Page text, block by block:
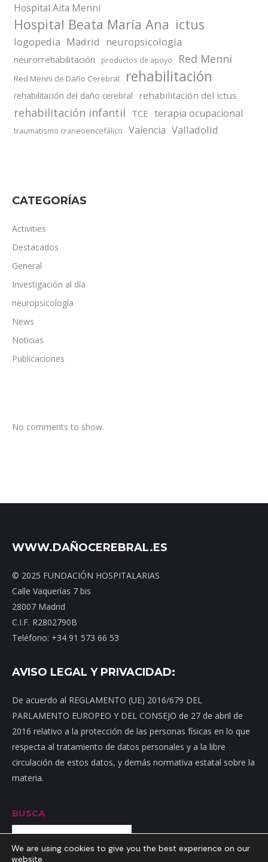
Hospital Aita Menni
Hospital Beata María Ana ictus
logopedia Madrid neuropsicología
neurorrehabilitación productos de apoyo Red Menni
Red Menni de Daño Cerebral rehabilitación
rehabilitación del daño cerebral rehabilitación del ictus
rehabilitación infantil TCE terapia ocupacional
traumatismo craneoencefálico Valencia Valladolid
CATEGORÍAS
Activities
Destacados
General
Investigación al día
neuropsicología
News
Noticias
Publicaciones
No comments to show.
WWW.DAÑOCEREBRAL.ES
© 2025 FUNDACIÓN HOSPITALARIAS
Calle Vaquerías 7 bis
28007 Madrid
C.I.F. R2802790B
Teléfono: +34 91 573 66 53
AVISO LEGAL Y PRIVACIDAD:
De acuerdo al REGLAMENTO (UE) 2016/679 DEL
PARLAMENTO EUROPEO Y DEL CONSEJO de 27 de abril de
2016 relativo a la protección de las personas físicas en lo que
respecta al tratamiento de datos personales y a la libre
circulación de estos datos, y demás normativa estatal sobre la
materia.
BUSCA
Buscar
We are using cookies to give you the best experience on our
website.